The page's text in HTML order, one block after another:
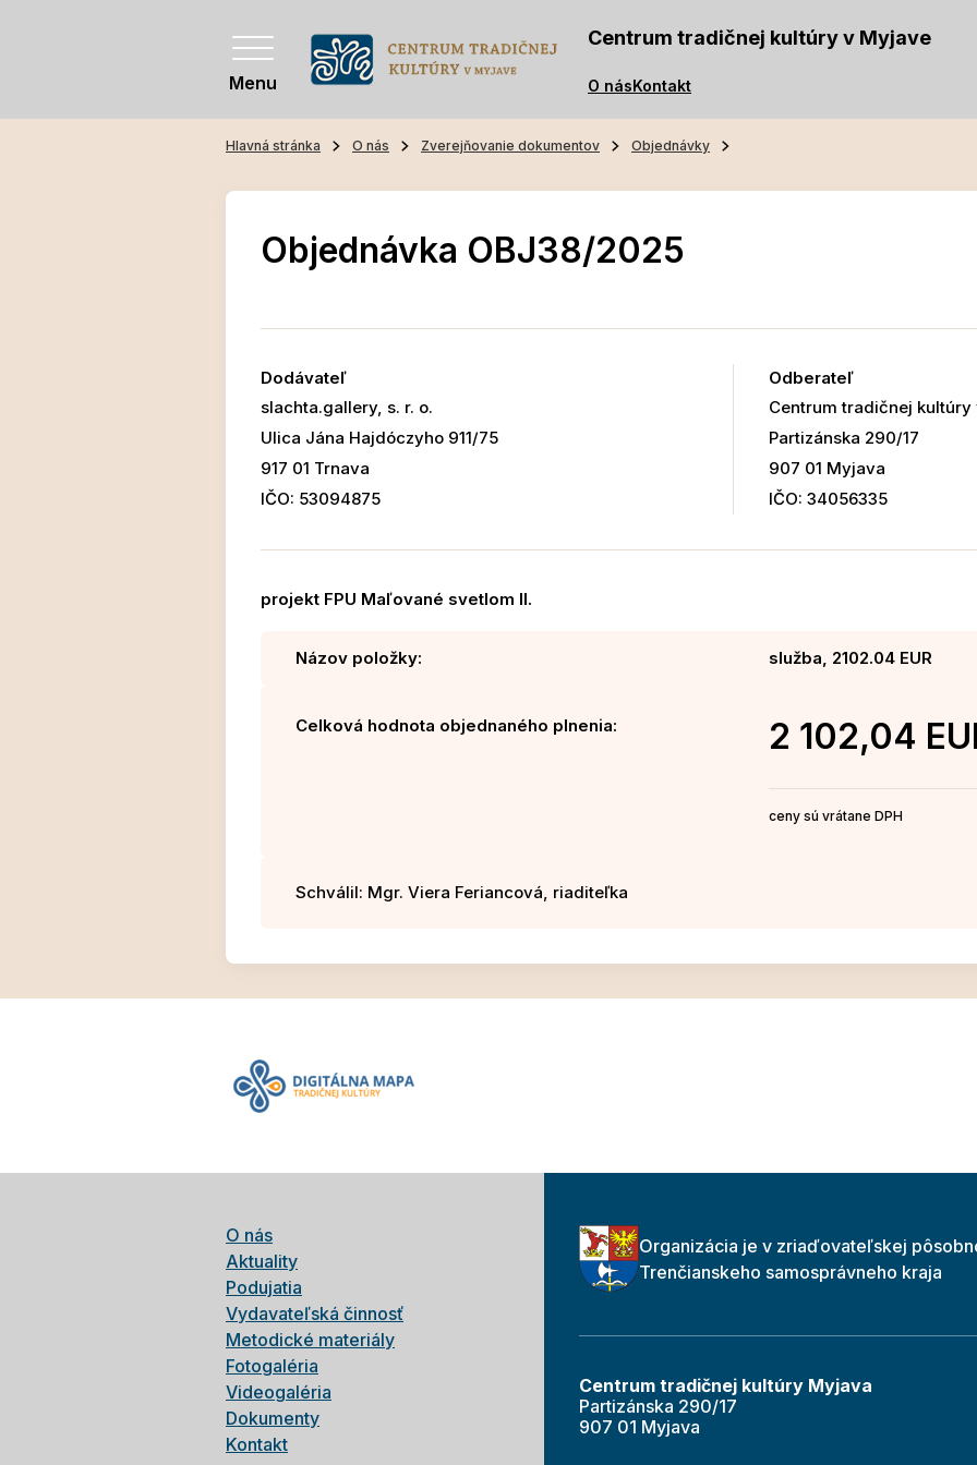
Menu
Centrum tradičnej kultúry v Myjave
O násKontakt
Hlavná stránka O nás Zverejňovanie dokumentov Objednávky
Objednávka OBJ38/2025
Dodávateľ
slachta.gallery, s. r. o.
Ulica Jána Hajdóczyho 911/75
917 01 Trnava
IČO: 53094875
Odberateľ
Centrum tradičnej kultúry
Partizánska 290/17
907 01 Myjava
IČO: 34056335
projekt FPU Maľované svetlom II.
Názov položky: služba, 2102.04 EUR
Celková hodnota objednaného plnenia: 2 102,04
ceny sú vrátane DPH
Schválil: Mgr. Viera Feriancová, riaditeľka
O nás
Aktuality
Podujatia
Vydavateľská činnosť
Metodické materiály
Fotogaléria
Videogaléria
Dokumenty
Kontakt
Organizácia je v zriaďovateľskej
Trenčianskeho samosprávneho kraja
Centrum tradičnej kultúry Myjava
Partizánska 290/17
907 01 Myjava